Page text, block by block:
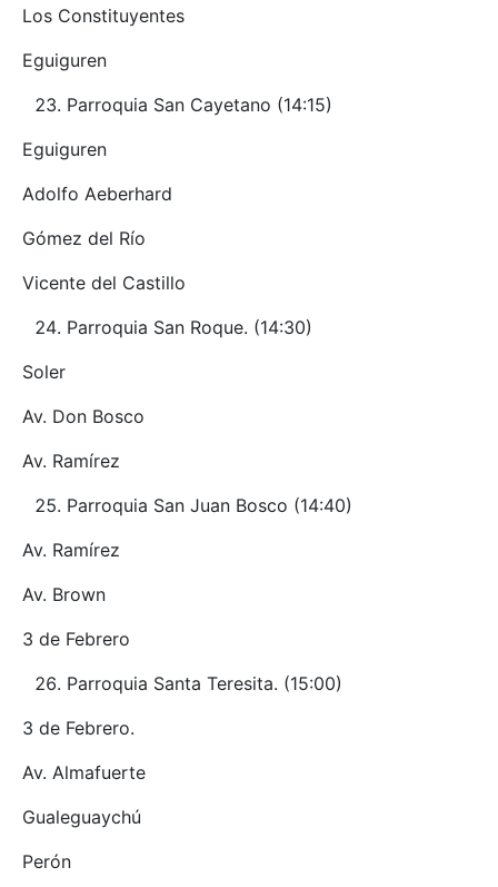
Los Constituyentes
Eguiguren
Parroquia San Cayetano (14:15)
Eguiguren
Adolfo Aeberhard
Gómez del Río
Vicente del Castillo
Parroquia San Roque. (14:30)
Soler
Av. Don Bosco
Av. Ramírez
Parroquia San Juan Bosco (14:40)
Av. Ramírez
Av. Brown
3 de Febrero
Parroquia Santa Teresita. (15:00)
3 de Febrero.
Av. Almafuerte
Gualeguaychú
Perón